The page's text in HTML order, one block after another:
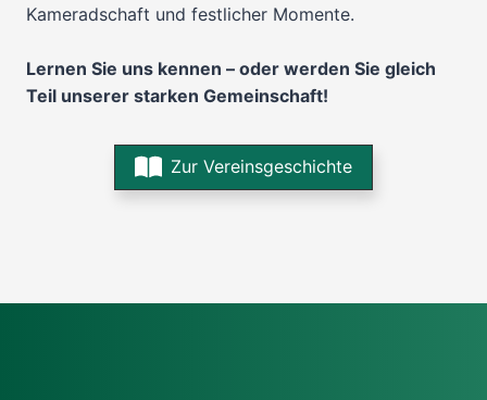
Kameradschaft und festlicher Momente.
Lernen Sie uns kennen – oder werden Sie gleich
Teil unserer starken Gemeinschaft!
Zur Vereinsgeschichte